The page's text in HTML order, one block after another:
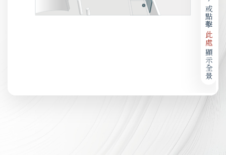
此處
顯示全景